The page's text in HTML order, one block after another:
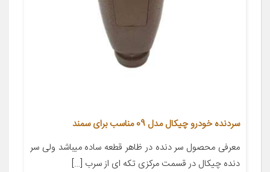
سردنده خودرو چیکال مدل 09 مناسب برای سمند
معرفی محصول سر دنده در ظاهر قطعه ساده میباشد ولی سر
دنده چیکال در قسمت مرکزی تکه ای از سرب […]